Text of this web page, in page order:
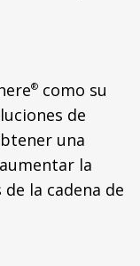
® como su
de
una
la
la cadena de